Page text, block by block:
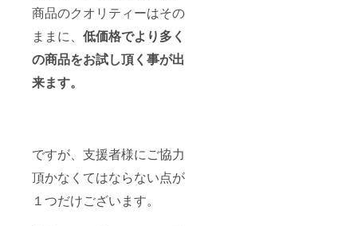
商品のクオリティーはその
ままに、 低価格でより多く
の商品をお試し頂く事が出
来ます。
ですが、支援者様にご協力
頂かなくてはならない点が
１つだけございます。